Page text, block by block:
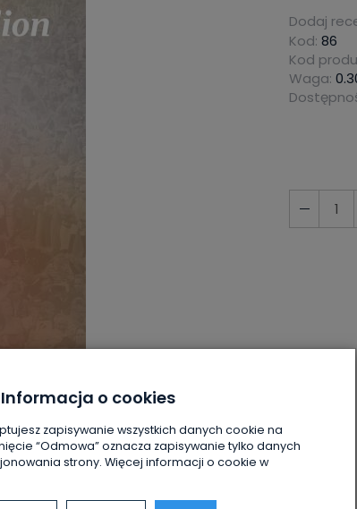
Dodaj
Kod: 86
Kod
Waga:
Informacja o cookies
zapisywanie wszystkich danych cookie na
“Odmowa” oznacza zapisywanie tylko danych
strony. Więcej informacji o cookie w